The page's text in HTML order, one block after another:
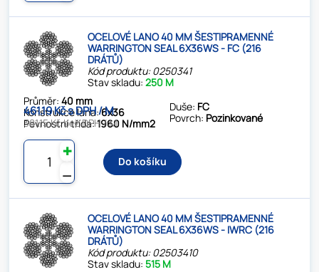
OCELOVÉ LANO 40 MM ŠESTIPRAMENNÉ
WARRINGTON SEAL 6X36WS - FC (216
DRÁTŮ)
Kód produktu: 0250341
Stav skladu:250 M
Průměr:40 mm
Konstrukce lana:6x36
Pevnostní třída:1960 N/mm2
Duše: FC
Povrch: Pozinkované
461.19 Kč s DPH / M
381.15 Kč bez DPH / M
⚊
✚
Do košíku
OCELOVÉ LANO 40 MM ŠESTIPRAMENNÉ
WARRINGTON SEAL 6X36WS - IWRC (216
DRÁTŮ)
Kód produktu: 02503410
Stav skladu:515 M